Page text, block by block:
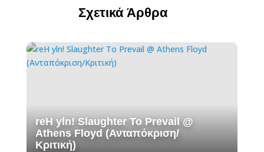
Σχετικά Άρθρα
reH yln! Slaughter To Prevail @
Athens Floyd (Ανταπόκριση/
Κριτική)